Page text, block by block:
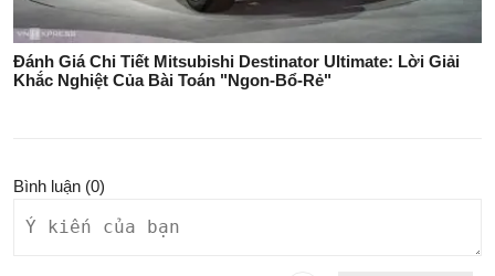
Đánh Giá Chi Tiết Mitsubishi Destinator Ultimate: Lời Giải
Khắc Nghiệt Của Bài Toán "Ngon-Bổ-Rẻ"
Bình luận (0)